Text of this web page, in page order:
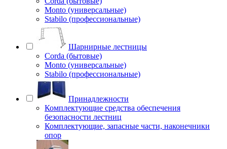
Monto (универсальные)
Stabilo (профессиональные)
Шарнирные лестницы
Corda (бытовые)
Monto (универсальные)
Stabilo (профессиональные)
Принадлежности
Комплектующие средства обеспечения
безопасности лестниц
Комплектующие, запасные части, наконечники
опор